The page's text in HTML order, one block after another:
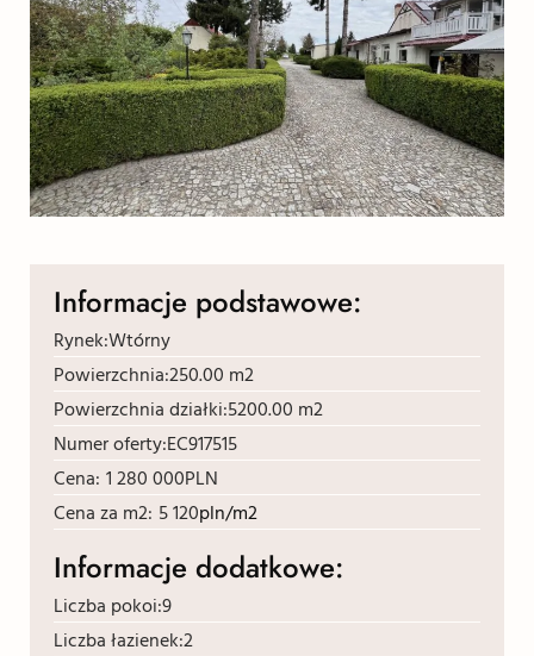
Informacje podstawowe:
Rynek:Wtórny
Powierzchnia:250.00 m2
Powierzchnia działki:5200.00 m2
Numer oferty:EC917515
Cena: 1 280 000PLN
Cena za m2: 5 120pln/m2
Informacje dodatkowe:
Liczba pokoi:9
Liczba łazienek:2